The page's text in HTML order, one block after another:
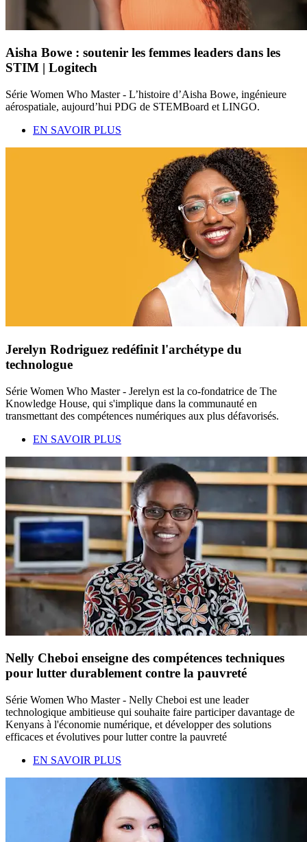
Aisha Bowe : soutenir les femmes leaders dans les
STIM | Logitech
Série Women Who Master - L’histoire d’Aisha Bowe, ingénieure
aérospatiale, aujourd’hui PDG de STEMBoard et LINGO.
EN SAVOIR PLUS
Jerelyn Rodriguez redéfinit l'archétype du
technologue
Série Women Who Master - Jerelyn est la co-fondatrice de The
Knowledge House, qui s'implique dans la communauté en
transmettant des compétences numériques aux plus défavorisés.
EN SAVOIR PLUS
Nelly Cheboi enseigne des compétences techniques
pour lutter durablement contre la pauvreté
Série Women Who Master - Nelly Cheboi est une leader
technologique ambitieuse qui souhaite faire participer davantage de
Kenyans à l'économie numérique, et développer des solutions
efficaces et évolutives pour lutter contre la pauvreté
EN SAVOIR PLUS